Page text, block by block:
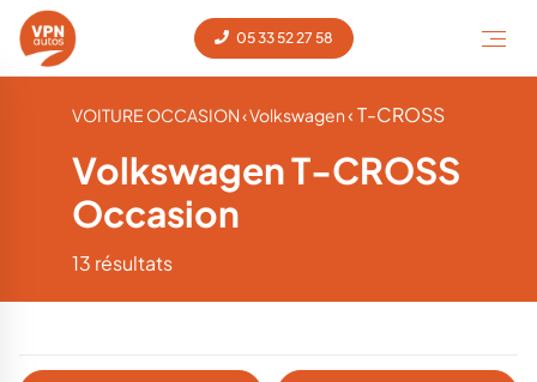
05 33 52 27 58
VOITURE OCCASION‹ Volkswagen‹ T-CROSS
Volkswagen T-CROSS
Occasion
13 résultats